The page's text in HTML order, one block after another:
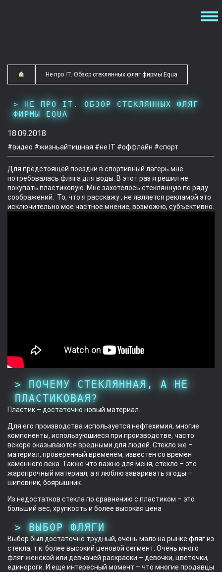
Не про IT. Обзор стеклянных фляг фирмы Equa
НЕ ПРО IT. ОБЗОР СТЕКЛЯННЫХ ФЛЯГ
ФИРМЫ EQUA
18.09.2018
#видео #жизньайтишная #не IT #оффлайн #спорт
Для предстоящей поездки в спортивный лагерь мне
потребовалась фляга для воды. В этот раз я решил не
покупать пластиковую. Мне захотелось стеклянную по ряду
соображений. То, что я расскажу , не является рекламой это
исключительно мое частное мнение, возможно, субъективно.
ПОЧЕМУ СТЕКЛЯННАЯ, А НЕ
ПЛАСТИКОВАЯ?
Пластик – достаточно новый материал.
Для его производства используется нефтехимия, многие
компоненты, используюшиеся при производстве, часто
вскоре оказываются вредными для людей. Стекло же –
материал, проверенный временем, известен со времен
каменного века. Также что важно для меня, стекло – это
жаропрочный материал, а я люблю заваривать ягоды –
шиповник, боярышник.
Из недостатков стекла по сравнению с пластиком – это
больший вес, хрупкость и более высокая цена
ВЫБОР ФЛЯГИ
Выбор был достаточно трудный, очень мало на рынке фляг из
стекла, т.к. более высокий ценовой сегмент. Очень много
фляг женской или девчачей раскраски – девочки, цветочки,
единороги. И еще интересный момент – что многие продавцы